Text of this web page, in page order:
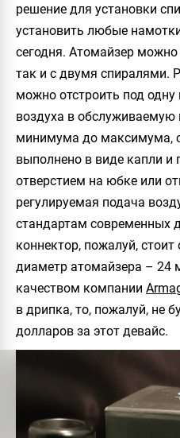
решение для установки
установить любые
сегодня. Атомайзер
так и с двумя спиралями.
можно отстроить под
воздуха в
минимума до максимума,
выполнено в виде капли и
отверстием на юбке или
регулируемая подача
стандартам современных
коннектор, пожалуй,
диаметр атомайзера – 24
качеством компании
в дрипка, то, пожалуй, не
долларов за этот девайс.